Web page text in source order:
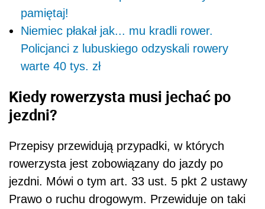
pamiętaj!
Niemiec płakał jak... mu kradli rower.
Policjanci z lubuskiego odzyskali rowery
warte 40 tys. zł
Kiedy rowerzysta musi jechać po
jezdni?
Przepisy przewidują przypadki, w których
rowerzysta jest zobowiązany do jazdy po
jezdni. Mówi o tym art. 33 ust. 5 pkt 2 ustawy
Prawo o ruchu drogowym. Przewiduje on taki